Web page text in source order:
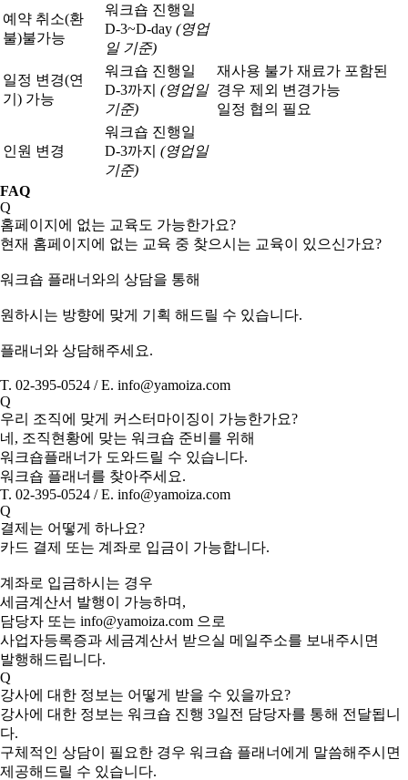
예약 취소(환
불)불가능
워크숍 진행일
D-3~D-day (영업
일 기준)
일정 변경(연
기) 가능
워크숍 진행일
D-3까지 (영업일
기준)
재사용 불가 재료가 포함된
경우 제외 변경가능
일정 협의 필요
인원 변경
워크숍 진행일
D-3까지 (영업일
기준)
FAQ
Q
홈페이지에 없는 교육도 가능한가요?
현재 홈페이지에 없는 교육 중 찾으시는 교육이 있으신가요?
워크숍 플래너와의 상담을 통해
원하시는 방향에 맞게 기획 해드릴 수 있습니다.
플래너와 상담해주세요.
T. 02-395-0524 / E. info@yamoiza.com
Q
우리 조직에 맞게 커스터마이징이 가능한가요?
네, 조직현황에 맞는 워크숍 준비를 위해
워크숍플래너가 도와드릴 수 있습니다.
워크숍 플래너를 찾아주세요.
T. 02-395-0524 / E. info@yamoiza.com
Q
결제는 어떻게 하나요?
카드 결제 또는 계좌로 입금이 가능합니다.
계좌로 입금하시는 경우
세금계산서 발행이 가능하며,
담당자 또는 info@yamoiza.com 으로
사업자등록증과 세금계산서 받으실 메일주소를 보내주시면
발행해드립니다.
Q
강사에 대한 정보는 어떻게 받을 수 있을까요?
강사에 대한 정보는 워크숍 진행 3일전 담당자를 통해 전달됩니
다.
구체적인 상담이 필요한 경우 워크숍 플래너에게 말씀해주시면
제공해드릴 수 있습니다.